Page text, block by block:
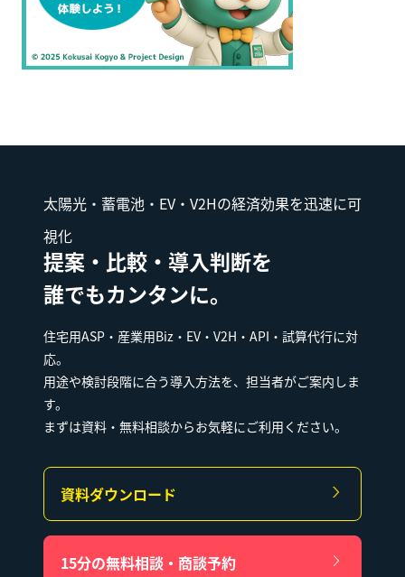
太陽光・蓄電池・EV・V2Hの経済効果を迅速に可
視化
提案・比較・導入判断を
誰でもカンタンに。
住宅用ASP・産業用Biz・EV・V2H・API・試算代行に対
応。
用途や検討段階に合う導入方法を、担当者がご案内しま
す。
まずは資料・無料相談からお気軽にご利用ください。
資料ダウンロード
15分の無料相談・商談予約